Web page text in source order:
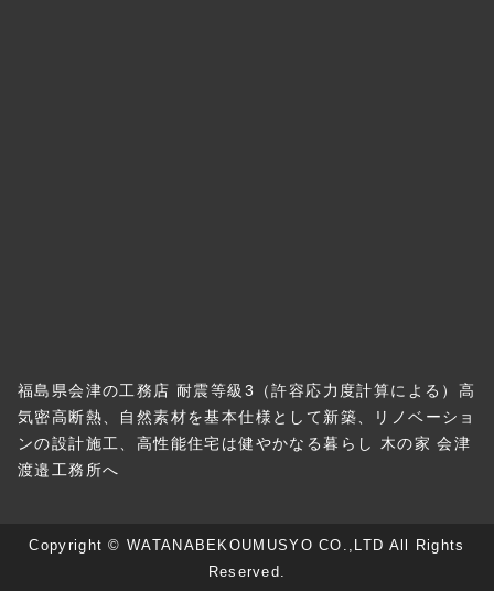
福島県会津の工務店 耐震等級3（許容応力度計算による）高
気密高断熱、自然素材を基本仕様として新築、リノベーショ
ンの設計施工、高性能住宅は健やかなる暮らし 木の家 会津
渡邉工務所へ
Copyright © WATANABEKOUMUSYO CO.,LTD All Rights
Reserved.